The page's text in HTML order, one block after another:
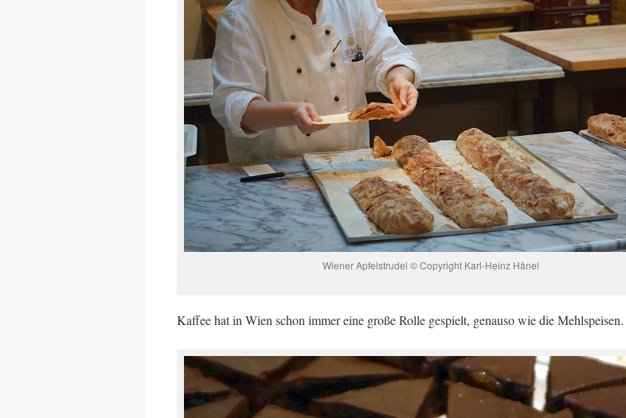
Wiener Apfelstrudel © Copyright Karl-Heinz Hänel
Kaffee hat in Wien schon immer eine große Rolle gespielt, genauso wie die Mehlspeisen.